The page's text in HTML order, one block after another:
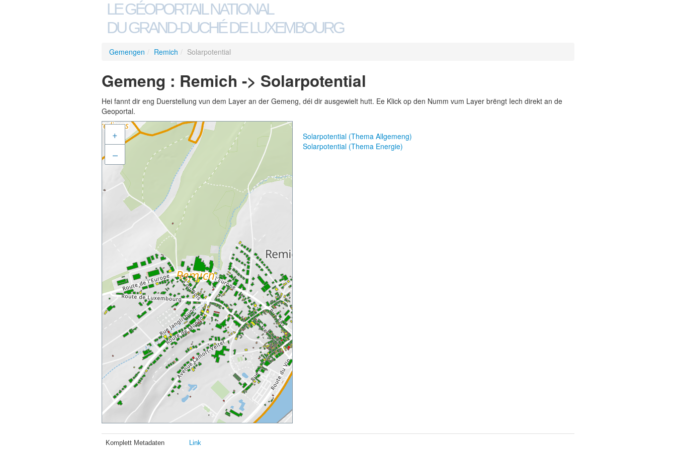
LE GÉOPORTAIL NATIONAL
DU GRAND-DUCHÉ DE LUXEMBOURG
Gemengen / Remich / Solarpotential
Gemeng : Remich -> Solarpotential
Hei fannt dir eng Duerstellung vun dem Layer an der Gemeng, déi dir ausgewielt hutt. Ee Klick op den Numm vum Layer brëngt Iech direkt an de
Geoportal.
+
–
Solarpotential (Thema Allgemeng)
Solarpotential (Thema Energie)
Komplett Metadaten Link